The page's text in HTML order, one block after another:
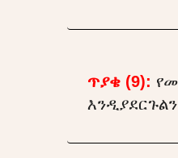
ጥያቄ (9):